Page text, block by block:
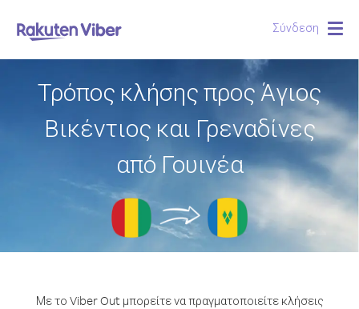
Σύνδεση
Τρόπος κλήσης προς Άγιος
Βικέντιος και Γρεναδίνες
από Γουινέα
Με το Viber Out μπορείτε να πραγματοποιείτε κλήσεις